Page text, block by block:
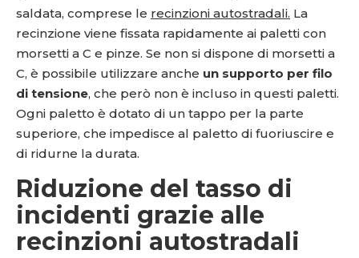
saldata, comprese le recinzioni autostradali. La
recinzione viene fissata rapidamente ai paletti con
morsetti a C e pinze. Se non si dispone di morsetti a
C, è possibile utilizzare anche un supporto per filo
di tensione, che però non è incluso in questi paletti.
Ogni paletto è dotato di un tappo per la parte
superiore, che impedisce al paletto di fuoriuscire e
di ridurne la durata.
Riduzione del tasso di
incidenti grazie alle
recinzioni autostradali